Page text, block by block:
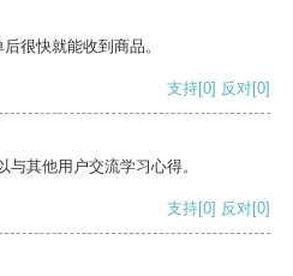
很快就能收到商品。
支持[0] 反对[0]
其他用户交流学习心得。
支持[0] 反对[0]